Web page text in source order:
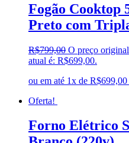
Fogão Cooktop
Preto com
R$799,00 O preço
atual é: R$699,00.
ou em até 1x de
Oferta!
Forno Elétrico